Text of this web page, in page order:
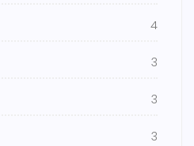
4
3
3
3